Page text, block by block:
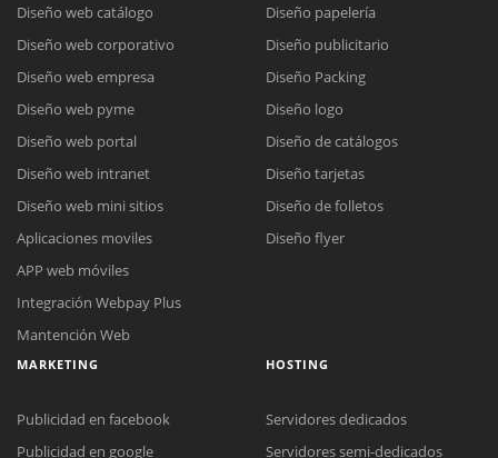
Diseño web catálogo
Diseño web corporativo
Diseño web empresa
Diseño web pyme
Diseño web portal
Diseño web intranet
Diseño web mini sitios
Aplicaciones moviles
APP web móviles
Integración Webpay Plus
Mantención Web
Diseño papelería
Diseño publicitario
Diseño Packing
Diseño logo
Diseño de catálogos
Diseño tarjetas
Diseño de folletos
Diseño flyer
MARKETING
Publicidad en facebook
Publicidad en google
HOSTING
Servidores dedicados
Servidores semi-dedicados